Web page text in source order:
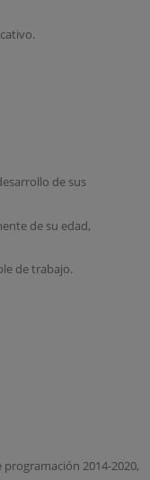
de sus
de su edad,
de trabajo.
2014-2020,